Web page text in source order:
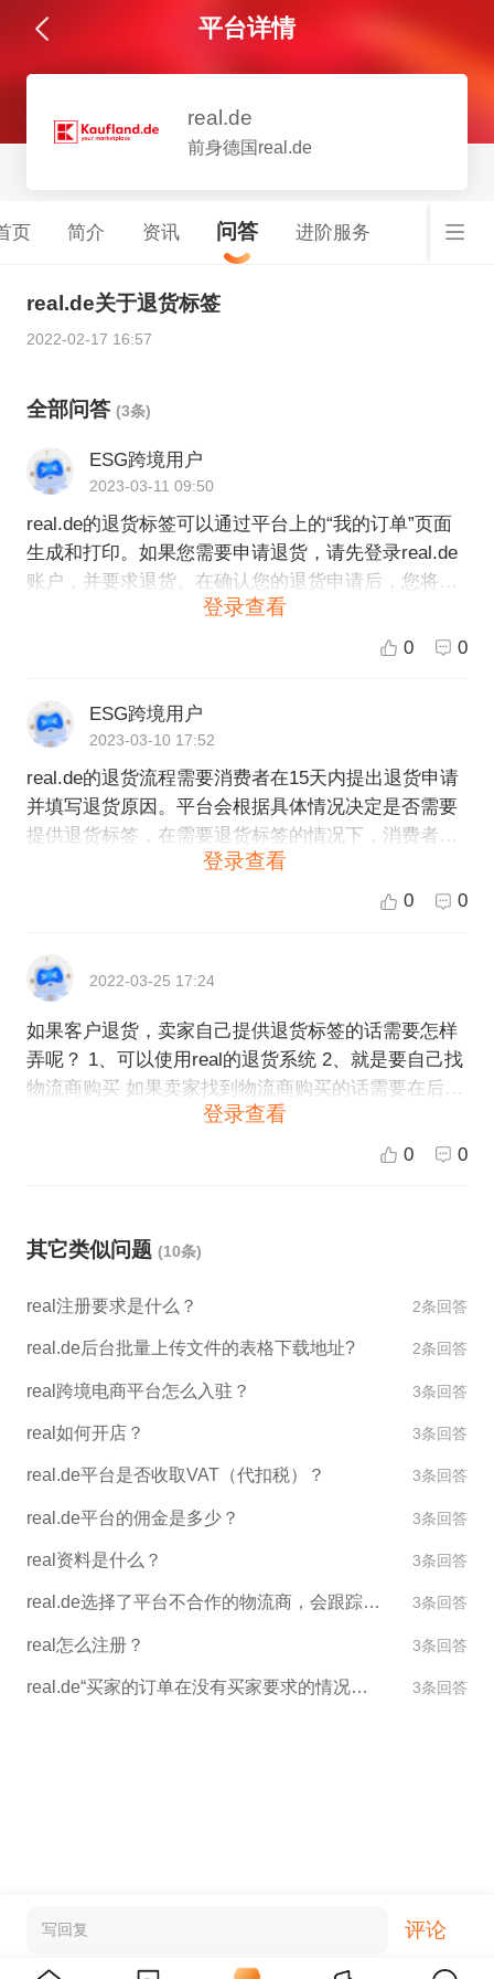
平台详情
real.de
前身德国real.de
页 简介 资讯 问答 进阶服务
real.de关于退货标签
2022-02-17 16:57
全部问答 (3条)
ESG跨境用户
2023-03-11 09:50
real.de的退货标签可以通过平台上的“我的订单”页面
生成和打印。如果您需要申请退货，请先登录real.de
账户，并要求退货。在确认您的退货申请后，您将被
要求打印退货标签并将其粘贴在退货包裹上。退货标
签上通常包括订单号、退货理由和收件人信息等关键
服中心寻求帮助，他们会为您提供更详细的指导。
登录查看
0 0
ESG跨境用户
2023-03-10 17:52
real.de的退货流程需要消费者在15天内提出退货申请
并填写退货原因。平台会根据具体情况决定是否需要
提供退货标签，在需要退货标签的情况下，消费者可
以通过平台的网站或者App下载并打印退货标签。退
货标签需要贴在退货商品的外包装上，并在退货原因
提供一个退货地址，当消费者需要退货时，您可以选
择是否提供退货标签。如果您提供退货标签，消费者
打印并使用该标签进行退货，将更方便和快捷。如果
您不提供退货标签，则消费者需要自行承担退货邮费
和退货标签的制作和发货工作。
登录查看
0 0
2022-03-25 17:24
如果客户退货，卖家自己提供退货标签的话需要怎样
弄呢？ 1、可以使用real的退货系统 2、就是要自己找
物流商购买 如果卖家找到物流商购买的话需要在后台
怎么操作上传退货标签之类的吗？ *如果是通过开tick
et退货，就是客人要退货的时候 给客人发这个退货标
登录查看
0 0
其它类似问题 (10条)
real注册要求是什么？ 2条回答
real.de后台批量上传文件的表格下载地址? 2条回答
real跨境电商平台怎么入驻？ 3条回答
real如何开店？ 3条回答
real.de平台是否收取VAT（代扣税）？ 3条回答
real.de平台的佣金是多少？ 3条回答
real资料是什么？ 3条回答
real.de选择了平台不合作的物流商，会跟踪不到物流信息吗？会影响到交货率吗？ 3条回答
real怎么注册？ 3条回答
real.de“买家的订单在没有买家要求的情况下被退款” 3条回答
写回复 评论